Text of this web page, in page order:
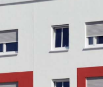
Unternehmen
Kontakt
Nachhaltigkeit